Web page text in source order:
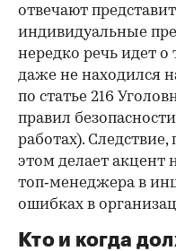
отвечают
индивидуальные
нередко речь идет о
даже не находился
по статье 216
правил
работах).
этом делает акцент
топ‑менеджера в
ошибках в
Кто и когда